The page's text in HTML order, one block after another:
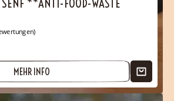
SENF **ANTI-FOOD-WASTE
MEHR INFO